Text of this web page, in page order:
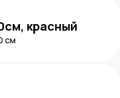
красный
см